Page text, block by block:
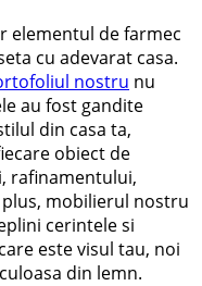
elementul de farmec
cu adevarat casa.
nostru nu
au fost gandite
din casa ta,
obiect de
rafinamentului,
mobilierul nostru
cerintele si
este visul tau, noi
din lemn.